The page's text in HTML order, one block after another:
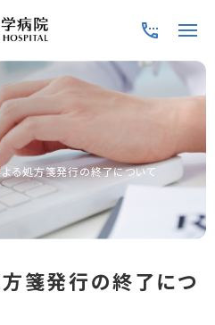
る処方箋発行の終了について
箋発行の終了につ